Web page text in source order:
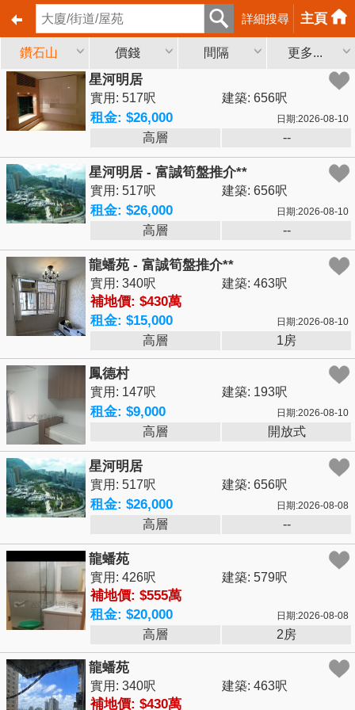
詳細搜尋 主頁
鑽石山 價錢 間隔 更多...
星河明居
實用: 517呎 建築: 656呎
租金: $26,000 日期:2026-08-10
高層 --
星河明居 - 富誠筍盤推介**
實用: 517呎 建築: 656呎
租金: $26,000 日期:2026-08-10
高層 --
龍蟠苑 - 富誠筍盤推介**
實用: 340呎 建築: 463呎
補地價: $430萬
租金: $15,000
日期:2026-08-10
高層 1房
鳳德村
實用: 147呎 建築: 193呎
租金: $9,000 日期:2026-08-10
高層 開放式
星河明居
實用: 517呎 建築: 656呎
租金: $26,000 日期:2026-08-08
高層 --
龍蟠苑
實用: 426呎 建築: 579呎
補地價: $555萬
租金: $20,000
日期:2026-08-08
高層 2房
龍蟠苑
實用: 340呎 建築: 463呎
補地價: $430萬